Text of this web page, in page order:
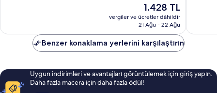
Güncel
fiyat:
1.428 TL
1.428 TL
vergiler ve ücretler dâhildir
21 Ağu - 22 Ağu
Benzer konaklama yerlerini karşılaştırın
Uygun indirimleri ve avantajları görüntülemek için giriş yapın.
Daha fazla macera için daha fazla ödül!